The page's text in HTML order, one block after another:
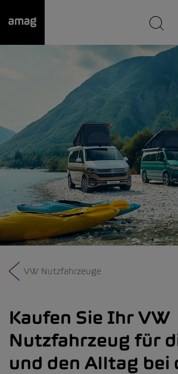
wurde als Ihre Garage
VW Nutzfahrzeuge
Kaufen Sie Ihr VW
Nutzfahrzeug für
und den Alltag bei